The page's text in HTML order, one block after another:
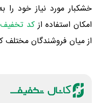
خشکبار مورد نیاز خود را
امکان استفاده ازکد تخفیف
از میان فروشندگان مختلف